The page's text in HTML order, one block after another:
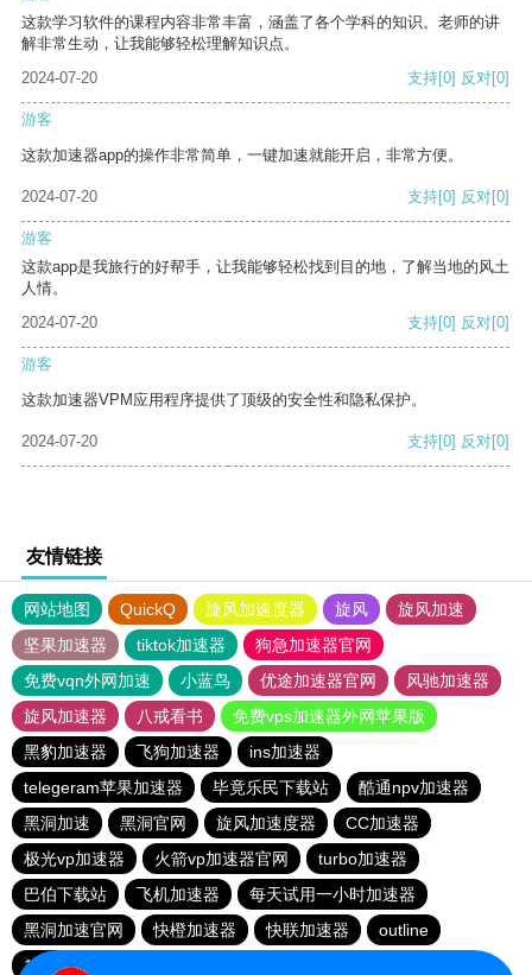
这款学习软件的课程内容非常丰富，涵盖了各个学科的知识。老师的讲
解非常生动，让我能够轻松理解知识点。
2024-07-20
支持[0] 反对[0]
游客
这款加速器app的操作非常简单，一键加速就能开启，非常方便。
2024-07-20 支持[0] 反对[0]
游客
这款app是我旅行的好帮手，让我能够轻松找到目的地，了解当地的风土
人情。
2024-07-20
支持[0] 反对[0]
游客
这款加速器VPM应用程序提供了顶级的安全性和隐私保护。
2024-07-20 支持[0] 反对[0]
友情链接
网站地图 QuickQ 旋风加速度器 旋风
旋风加速
坚果加速器
tiktok加速器
狗急加速器官网
免费vqn外网加速
小蓝鸟 优途加速器官网
风驰加速器
旋风加速器
八戒看书
免费vps加速器外网苹果版
黑豹加速器
飞狗加速器
ins加速器
telegeram苹果加速器
毕竟乐民下载站
酷通npv加速器
黑洞加速
黑洞官网 旋风加速度器
CC加速器
极光vp加速器
火箭vp加速器官网
turbo加速器
巴伯下载站
飞机加速器
每天试用一小时加速器
黑洞加速官网
快橙加速器 快联加速器
outline
186下载站